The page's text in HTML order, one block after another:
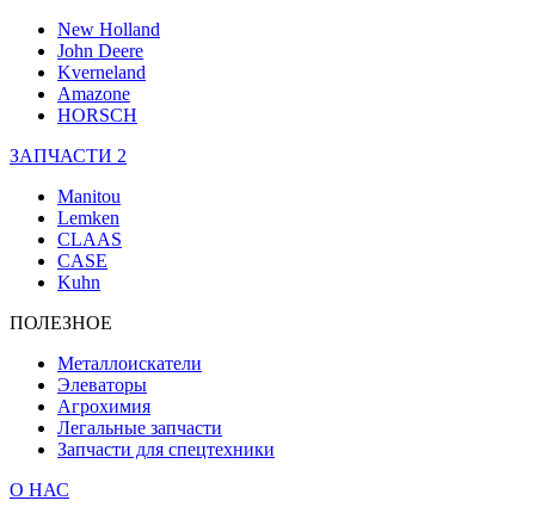
New Holland
John Deere
Kverneland
Amazone
HORSCH
ЗАПЧАСТИ 2
Manitou
Lemken
CLAAS
CASE
Kuhn
ПОЛЕЗНОЕ
Металлоискатели
Элеваторы
Агрохимия
Легальные запчасти
Запчасти для спецтехники
О НАС